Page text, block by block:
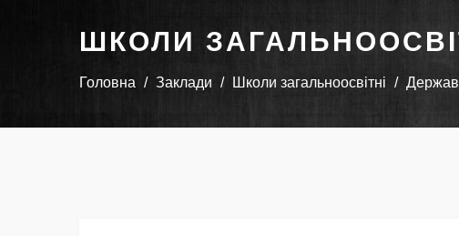
ШКОЛИ
Головна Заклади Школи загальноосвітні